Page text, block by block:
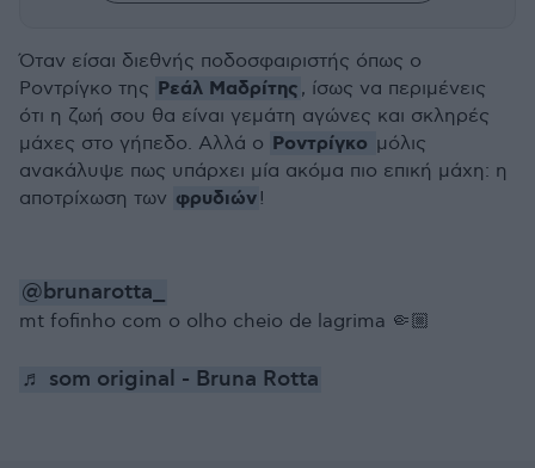
Όταν είσαι διεθνής ποδοσφαιριστής όπως ο
Ροντρίγκο της Ρεάλ Μαδρίτης , ίσως να περιμένεις
ότι η ζωή σου θα είναι γεμάτη αγώνες και σκληρές
μάχες στο γήπεδο. Αλλά ο Ροντρίγκο μόλις
ανακάλυψε πως υπάρχει μία ακόμα πιο επική μάχη: η
αποτρίχωση των φρυδιών!
@brunarotta_
mt fofinho com o olho cheio de lagrima 🤏🏼
♬ som original - Bruna Rotta